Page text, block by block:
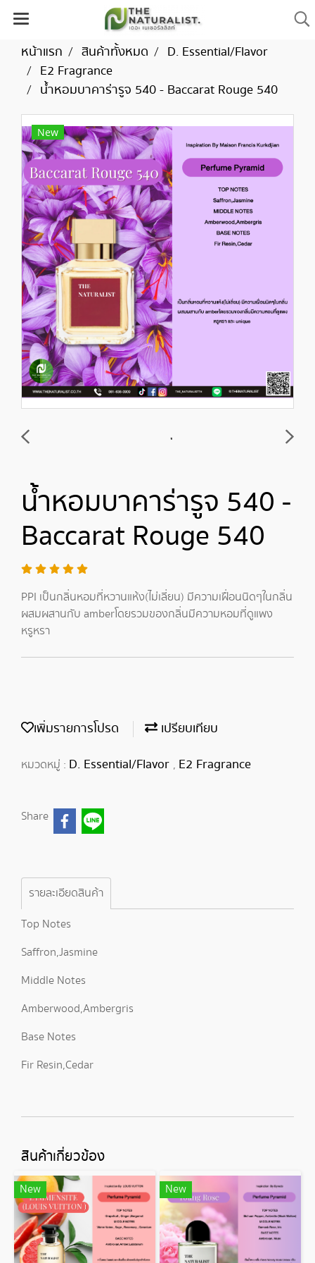
หน้าแรก สินค้าทั้งหมด
D. Essential/Flavor
E2 Fragrance
น้ำหอมบาคาร่ารูจ 540 - Baccarat Rouge 540
New
น้ำหอมบาคาร่ารูจ 540 -
Baccarat Rouge 540
PPI เป็นกลิ่นหอมที่หวานแห้ง(ไม่เลี่ยน) มีความเฝื่อนนิดๆในกลิ่น
ผสมผสานกับ amberโดยรวมของกลิ่นมีความหอมที่ดูแพง
หรูหรา
เพิ่มรายการโปรด เปรียบเทียบ
หมวดหมู่ : D. Essential/Flavor , E2 Fragrance
Share
รายละเอียดสินค้า
Top Notes
Saffron,Jasmine
Middle Notes
Amberwood,Ambergris
Base Notes
Fir Resin,Cedar
สินค้าเกี่ยวข้อง
New New